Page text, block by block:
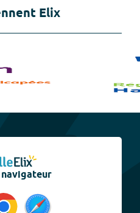
Elix